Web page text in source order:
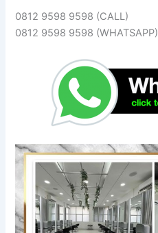
0812 9598 9598 (CALL)
0812 9598 9598 (WHATSAPP)